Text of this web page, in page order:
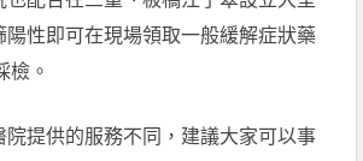
陽性即可在現場領取一般緩解症狀藥
檢。
院提供的服務不同，建議大家可以事